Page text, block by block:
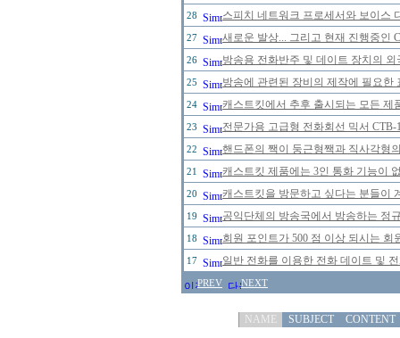
28 스피치 네트워크 프로세서와 보이스
27 새로운 발상... 그리고 현재 진행중인
26 방송용 전화반주 및 데이트 장치의
25 방송에 관련된 장비의 제작에 필요
24 캐스트킷에서 추후 출시되는 모든
23 전문가용 고급형 전화회선 믹서
22 핸드폰의 짹이 둥근형짹과 직사각형
21 캐스트킷 제품에는 3인 통화 기능이
20 캐스트킷을 방문하고 싶다는 분들이
19 공익단체의 방송국에서 방송하는 정
18 회원 포인트가 500 점 이상 되시는 회
17 일반 전화를 이용한 전화 데이트 및
PREV NEXT